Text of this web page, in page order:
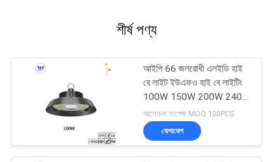
শীর্ষ পণ্য
আইপি 66 জলরোধী এলইডি হাই
বে লাইট ইউএফও হাই বে লাইটিং
100W 150W 200W 240W
300W
আলোচনা সাপেক্ষ MOQ:100PCS
যোগাযোগ